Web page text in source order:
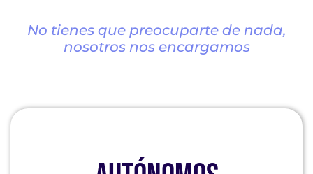
No tienes que preocuparte de nada,
nosotros nos encargamos